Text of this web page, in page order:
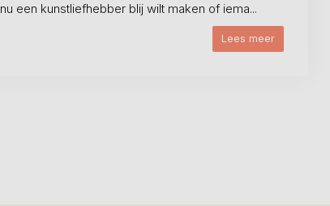
nu een kunstliefhebber blij wilt maken of iema...
Lees meer